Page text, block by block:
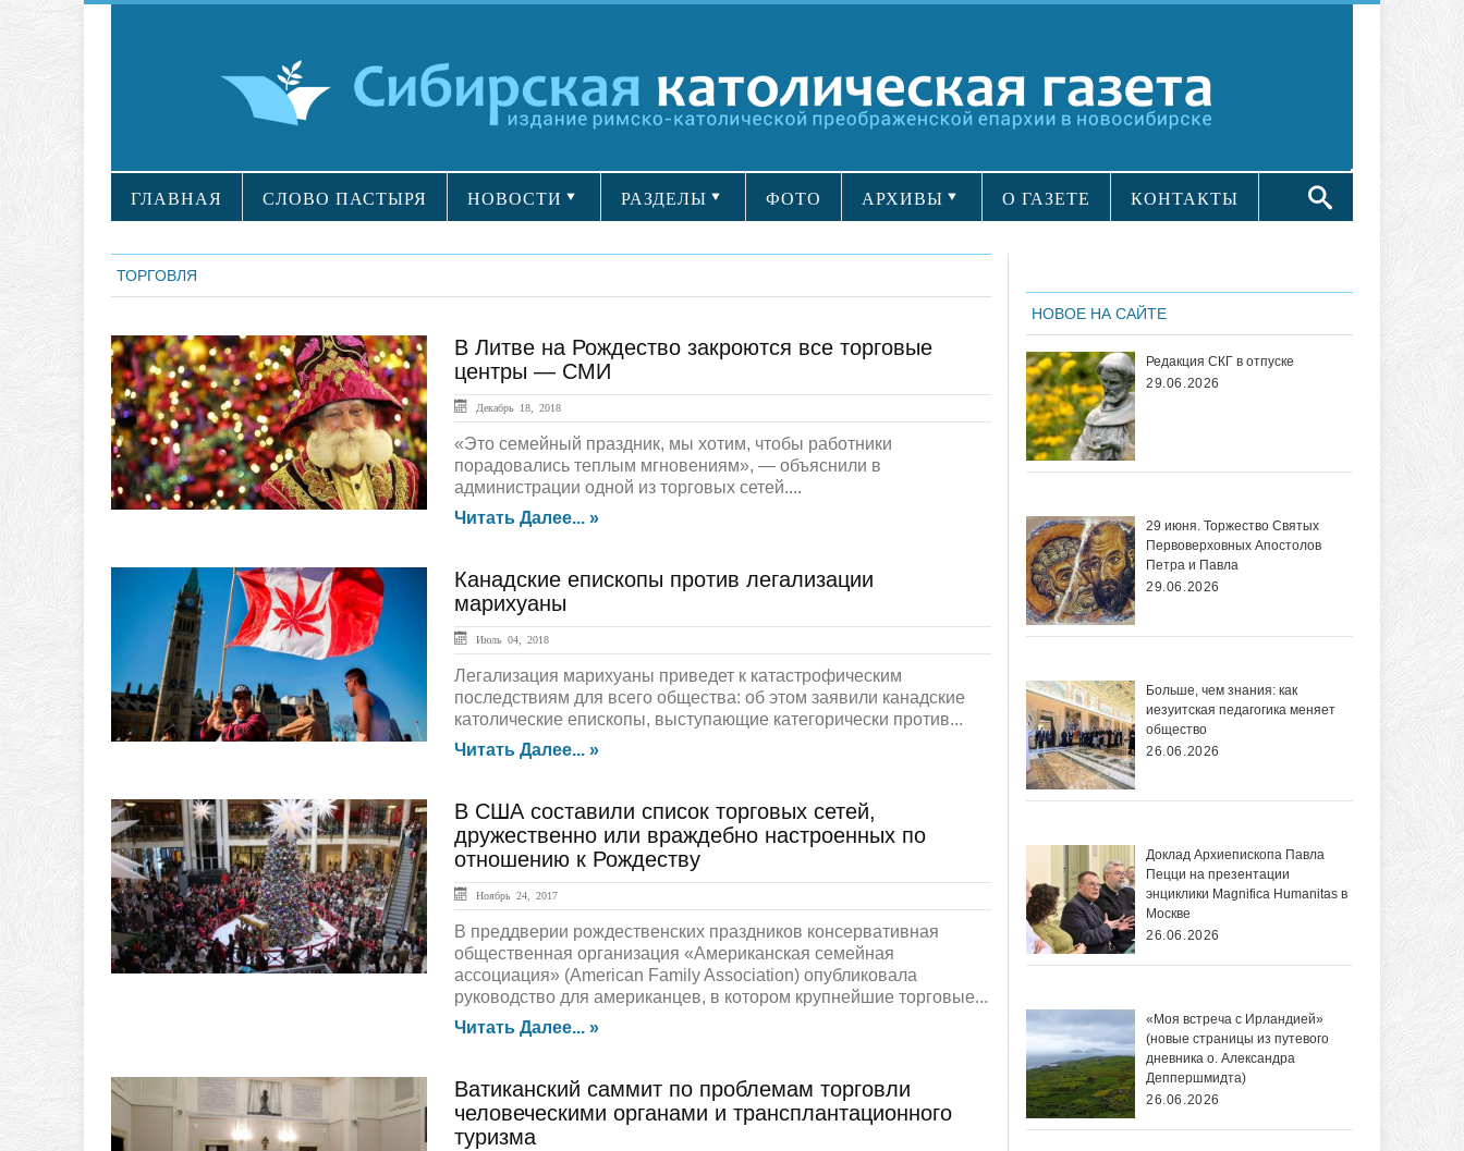
ГЛАВНАЯ СЛОВО ПАСТЫРЯ НОВОСТИ РАЗДЕЛЫ ФОТО АРХИВЫ О ГАЗЕТЕ КОНТАКТЫ
ТОРГОВЛЯ
ЛЕНТА НОВОСТЕЙ
В Литве на Рождество закроются все торговые
центры — СМИ
Декабрь 18, 2018
«Это семейный праздник, мы хотим, чтобы работники
порадовались теплым мгновениям», — объяснили в
администрации одной из торговых сетей....
Читать Далее... »
ЛЕНТА НОВОСТЕЙ
Канадские епископы против легализации
марихуаны
Июль 04, 2018
Легализация марихуаны приведет к катастрофическим
последствиям для всего общества: об этом заявили канадские
католические епископы, выступающие категорически против...
Читать Далее... »
ЛЕНТА НОВОСТЕЙ
В США составили список торговых сетей,
дружественно или враждебно настроенных по
отношению к Рождеству
Ноябрь 24, 2017
В преддверии рождественских праздников консервативная
общественная организация «Американская семейная
ассоциация» (American Family Association) опубликовала
руководство для американцев, в котором крупнейшие торговые...
Читать Далее... »
ЛЕНТА НОВОСТЕЙ
Ватиканский саммит по проблемам торговли
человеческими органами и трансплантационного
туризма
НОВОЕ НА САЙТЕ
Редакция СКГ в отпуске
29.06.2026
29 июня. Торжество Святых
Первоверховных Апостолов
Петра и Павла
29.06.2026
Больше, чем знания: как
иезуитская педагогика меняет
общество
26.06.2026
Доклад Архиепископа Павла
Пецци на презентации
энциклики Magnifica Нumanitas в
Москве
26.06.2026
«Моя встреча с Ирландией»
(новые страницы из путевого
дневника о. Александра
Деппершмидта)
26.06.2026